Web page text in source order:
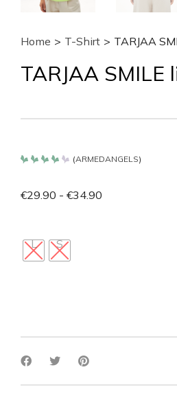
Home > T-Shirt > TARJAA
TARJAA SMILE
von 5
(ARMEDANGELS)
€29.90 - €34.90
L S